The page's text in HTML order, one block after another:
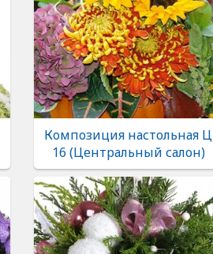
Композиция настольная Ц
16 (Центральный салон)